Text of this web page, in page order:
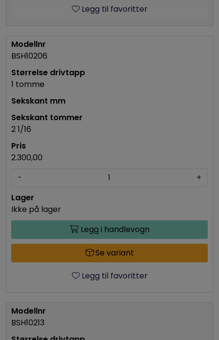
Legg til favoritter
BSH10206
1 tomme
2 1/16
2.300,00
-
+
Ikke på lager
Legg i handlevogn
Se variant
Legg til favoritter
BSH10213